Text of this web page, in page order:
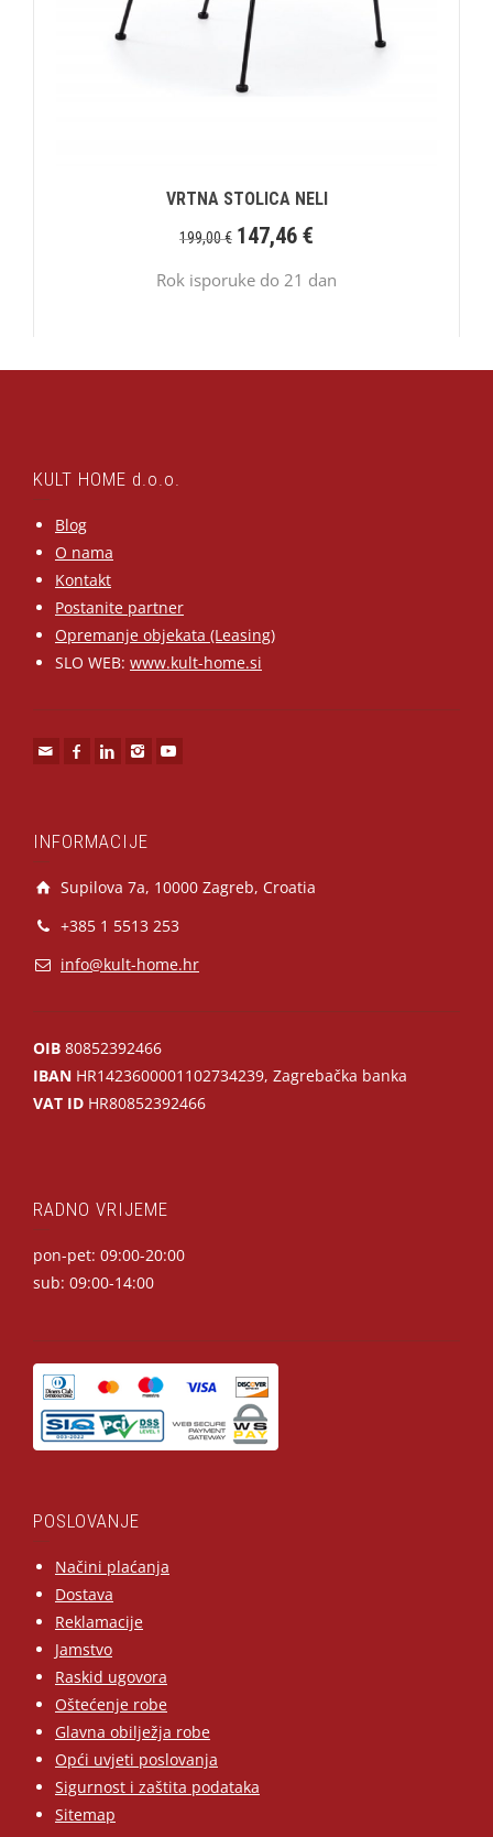
VRTNA STOLICA NELI
199,00€ 147,46 €
Rok isporuke do 21 dan
KULT HOME d.o.o.
Blog
O nama
Kontakt
Postanite partner
Opremanje objekata (Leasing)
SLO WEB: www.kult-home.si
INFORMACIJE
Supilova 7a, 10000 Zagreb, Croatia
+385 1 5513 253
info@kult-home.hr
OIB 80852392466
IBAN HR1423600001102734239, Zagrebačka banka
VAT ID HR80852392466
RADNO VRIJEME
pon-pet: 09:00-20:00
sub: 09:00-14:00
POSLOVANJE
Načini plaćanja
Dostava
Reklamacije
Jamstvo
Raskid ugovora
Oštećenje robe
Glavna obilježja robe
Opći uvjeti poslovanja
Sigurnost i zaštita podataka
Sitemap